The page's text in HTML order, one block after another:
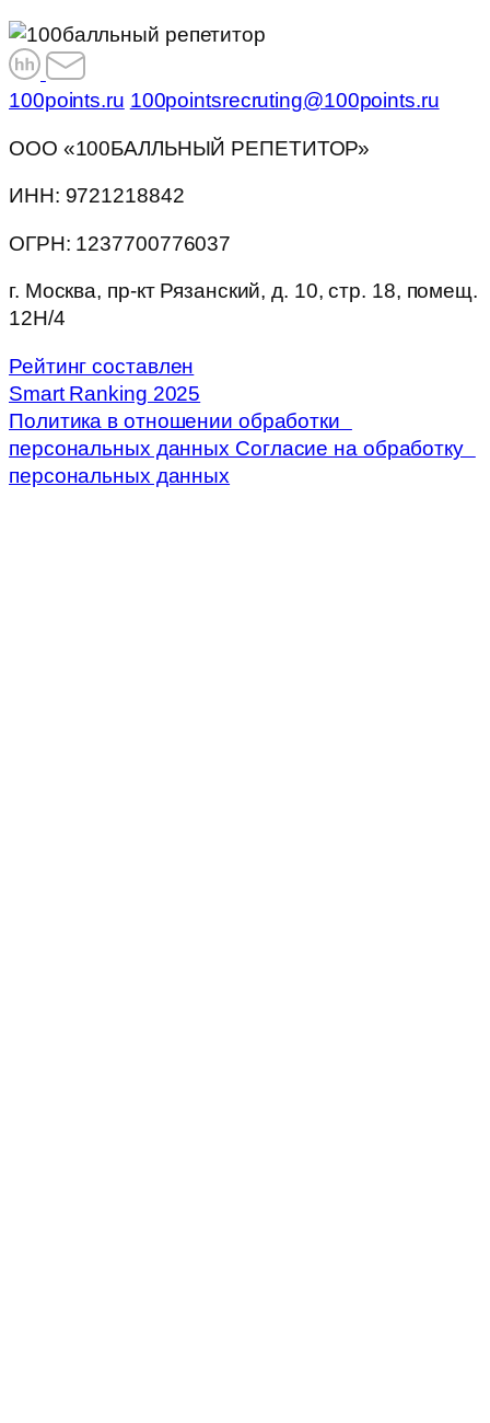
100points.ru 100pointsrecruting@100points.ru
ООО «100БАЛЛЬНЫЙ РЕПЕТИТОР»
ИНН: 9721218842
ОГРН: 1237700776037
г. Москва, пр-кт Рязанский, д. 10, стр. 18, помещ.
12Н/4
Рейтинг составлен
Smart Ranking 2025
Политика в отношении обработки
персональных данных Согласие на обработку
персональных данных